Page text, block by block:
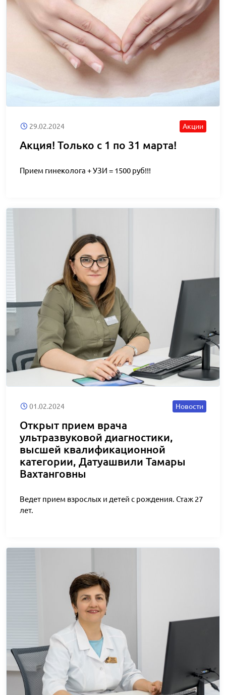
29.02.2024 Акции
Акция! Только с 1 по 31 марта!
Прием гинеколога + УЗИ = 1500 руб!!!
01.02.2024 Новости
Открыт прием врача
ультразвуковой диагностики,
высшей квалификационной
категории, Датуашвили Тамары
Вахтанговны
Ведет прием взрослых и детей с рождения. Стаж 27
лет.